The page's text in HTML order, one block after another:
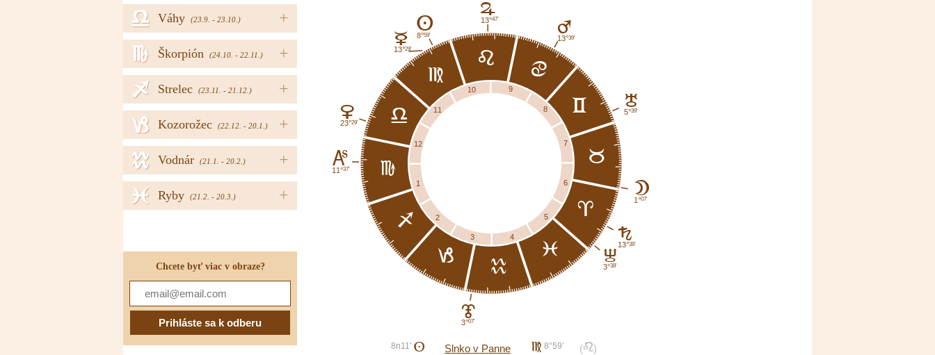
+
Váhy (23.9. - 23.10.)
g
+
Škorpión (24.10. - 22.11.)
h
+
Strelec (23.11. - 21.12.)
i
+
Kozorožec (22.12. - 20.1.)
j
+
Vodnár (21.1. - 20.2.)
k
+
Ryby (21.2. - 20.3.)
l
Chcete byť viac v obraze?
I
3°38'
G
13°38'
a
6 B
1°07'
b
7
H
5°39'
c
8
E
13°39'
d
9
F
13°47'
e
10
A
8°59'
C
13°29'
f
11
g
D
23°29'
12
K
11°37' h
1
i 2
j
3
J
3°07'
k
4
l
5
8n11' A Slnko v Panne f 8°59' (e)